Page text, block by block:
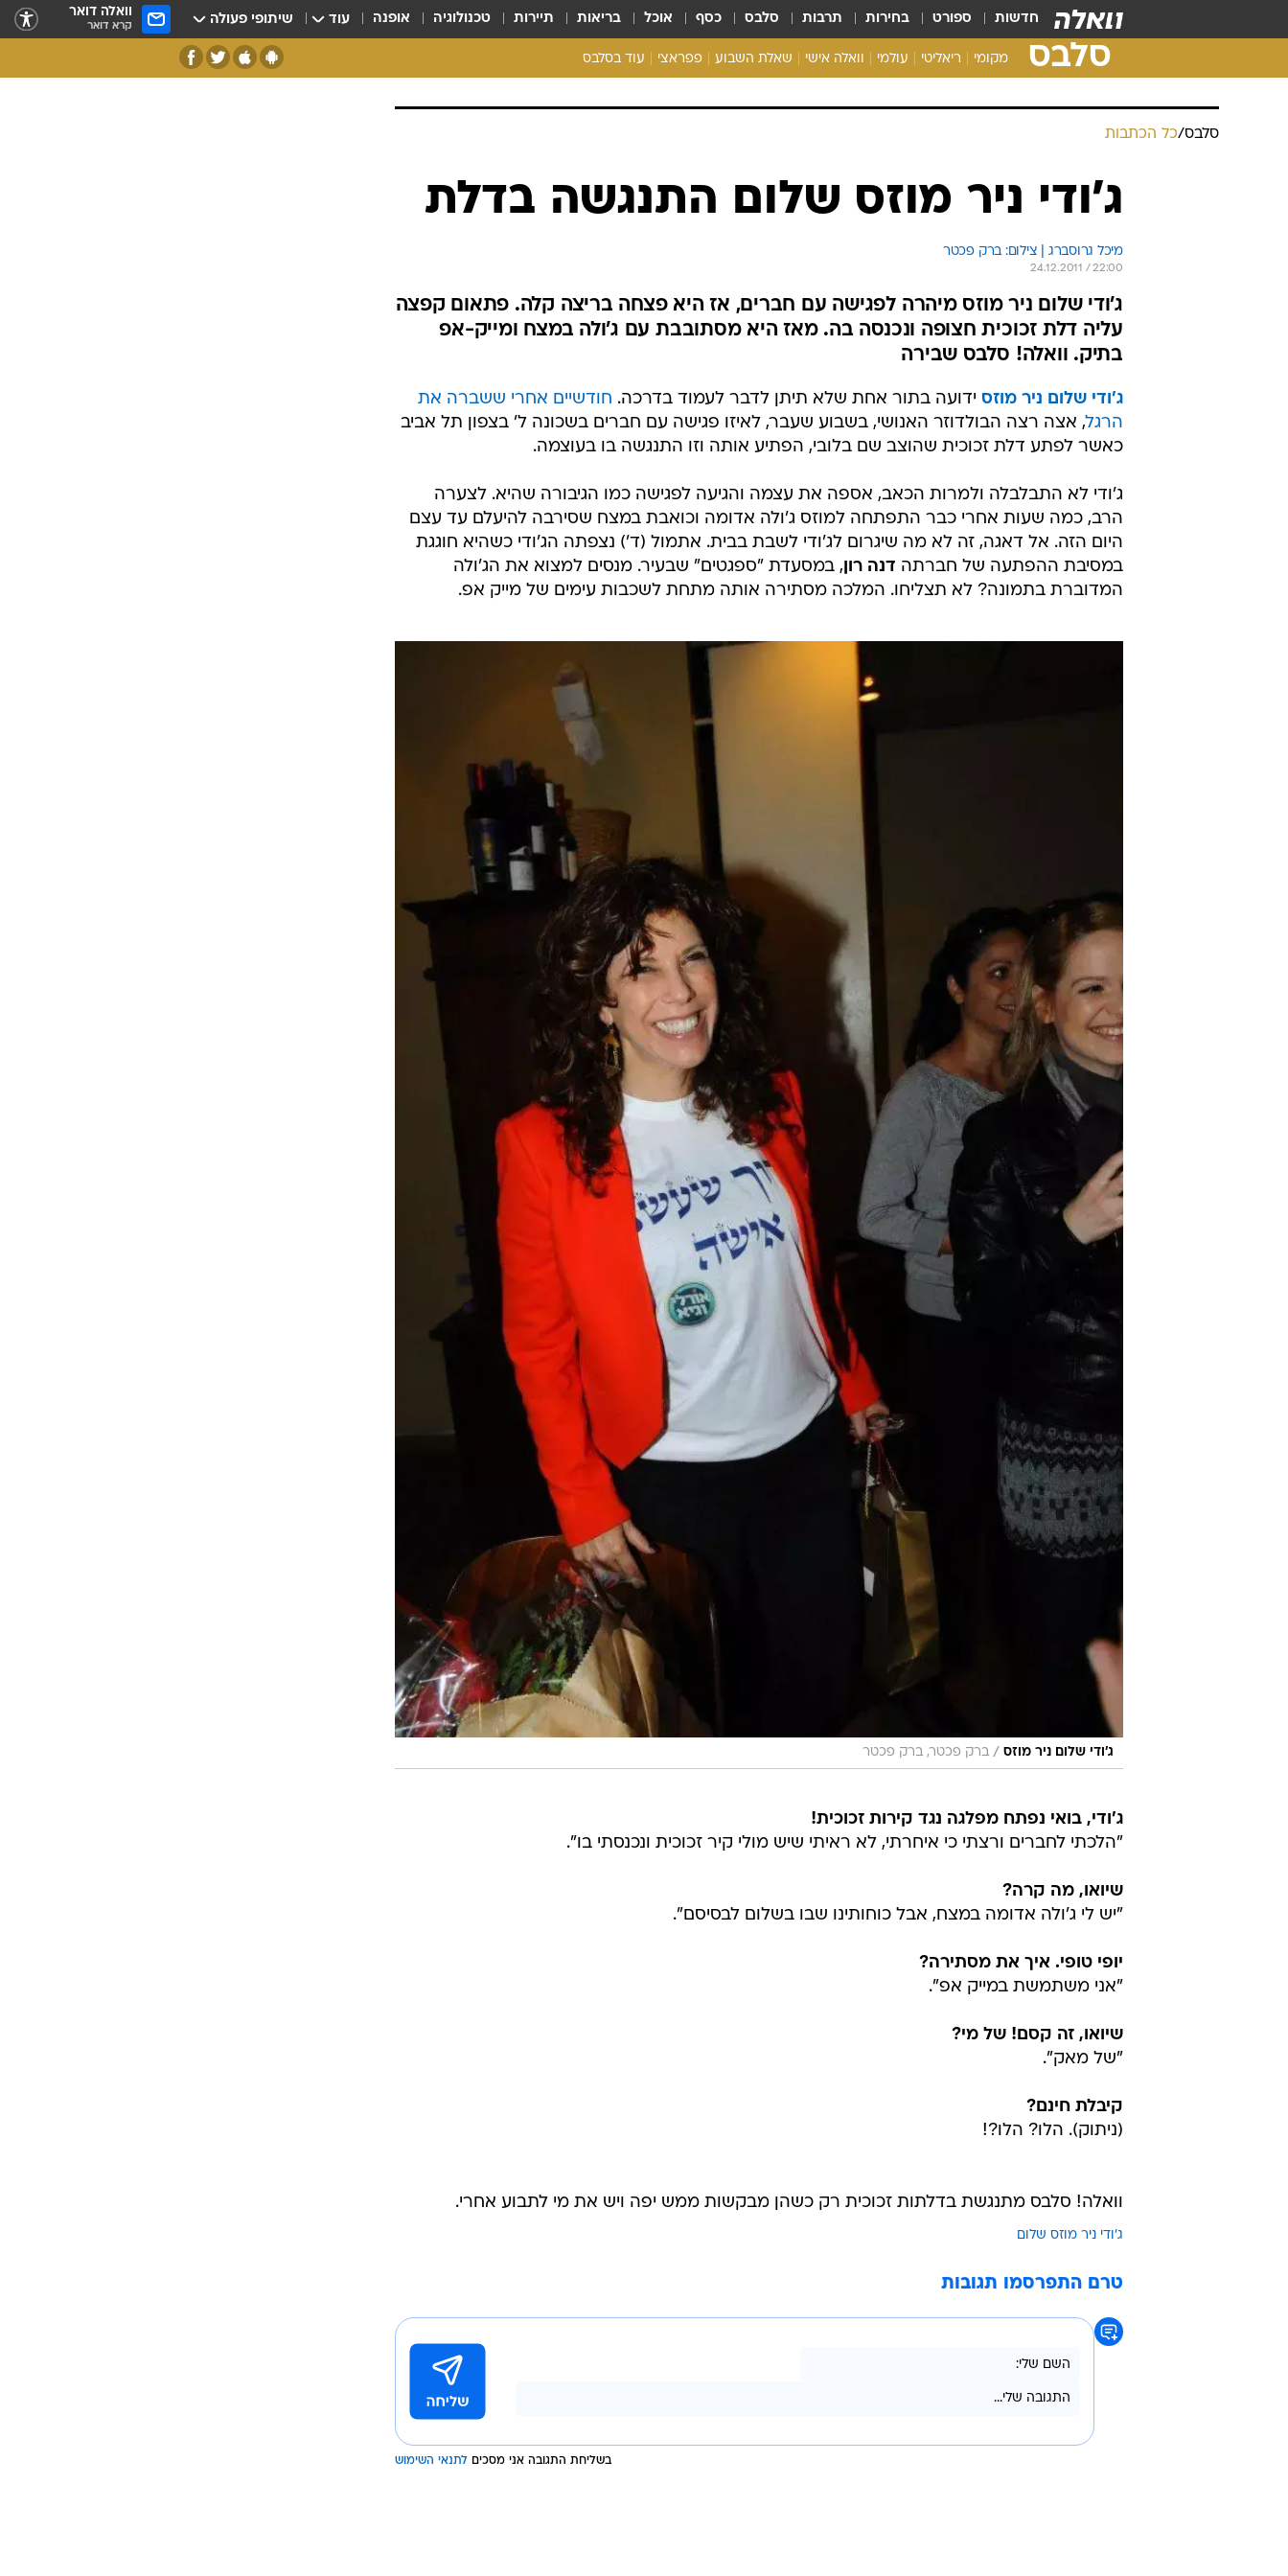
חדשות ספורט בחירות תרבות סלבס כסף אוכל בריאות תיירות טכנולוגיה אופנה עוד שיתופי פעולה וואלה דואר
קרא דואר
סלבס מקומי ריאליטי עולמי וואלה אישי שאלת השבוע פפראצי עוד בסלבס
רכלו לנו
כל הכתבות
ג'ודי ניר מוזס שלום התנגשה בדלת
מיכל גרוסברג | צילום: ברק פכטר
ג'ודי שלום ניר מוזס מיהרה לפגישה עם חברים, אז היא פצחה בריצה קלה. פתאום קפצה
עליה דלת זכוכית חצופה ונכנסה בה. מאז היא מסתובבת עם ג'ולה במצח ומייק-אפ
בתיק. וואלה! סלבס שבירה
חודשיים אחרי ששברה את
כאשר לפתע דלת זכוכית שהוצב שם בלובי, הפתיע אותה וזו התנגשה בו בעוצמה.
ג'ודי לא התבלבלה ולמרות הכאב, אספה את עצמה והגיעה לפגישה כמו הגיבורה שהיא. לצערה
הרב, כמה שעות אחרי כבר התפתחה למוזס ג'ולה אדומה וכואבת במצח שסירבה להיעלם עד עצם
היום הזה. אל דאגה, זה לא מה שיגרום לג'ודי לשבת בבית. אתמול (ד') נצפתה הג'ודי כשהיא חוגגת
דנה רון
, במסעדת "ספגטים" שבעיר. מנסים למצוא את הג'ולה
המדוברת בתמונה? לא תצליחו. המלכה מסתירה אותה מתחת לשכבות עימים של מייק אפ.
ג'ודי שלום ניר מוזס / ברק פכטר, ברק פכטר
ג'ודי, בואי נפתח מפלגה נגד קירות זכוכית!
"הלכתי לחברים ורצתי כי איחרתי, לא ראיתי שיש מולי קיר זכוכית ונכנסתי בו".
שיואו, מה קרה?
"יש לי ג'ולה אדומה במצח, אבל כוחותינו שבו בשלום לבסיסם".
"אני משתמשת במייק אפ".
שיואו, זה קסם! של מי?
(ניתוק). הלו? הלו?!
וואלה! סלבס מתנגשת בדלתות זכוכית רק כשהן מבקשות ממש יפה ויש את מי לתבוע אחרי.
ג'ודי ניר מוזס שלום